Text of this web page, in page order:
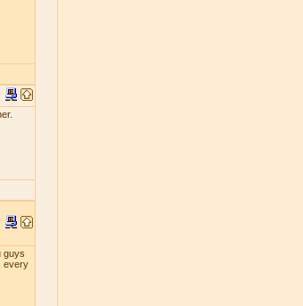
guys
every